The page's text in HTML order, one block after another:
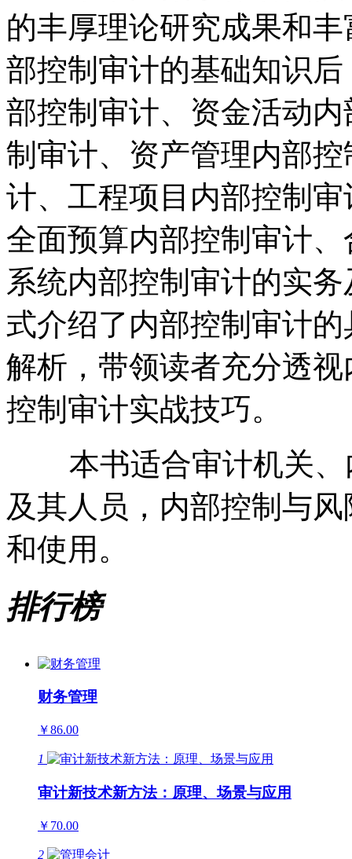
的丰厚理论研究成果和
部控制审计的基础知识
部控制审计、资金活动
制审计、资产管理内部
计、工程项目内部控制
全面预算内部控制审计
系统内部控制审计的实
式介绍了内部控制审计
解析，带领读者充分透
控制审计实战技巧。
本书适合审计机关、
及其人员，内部控制与
和使用。
排行榜
财务管理
￥86.00
1
审计新技术新方法：原理、场景与应用
￥70.00
2